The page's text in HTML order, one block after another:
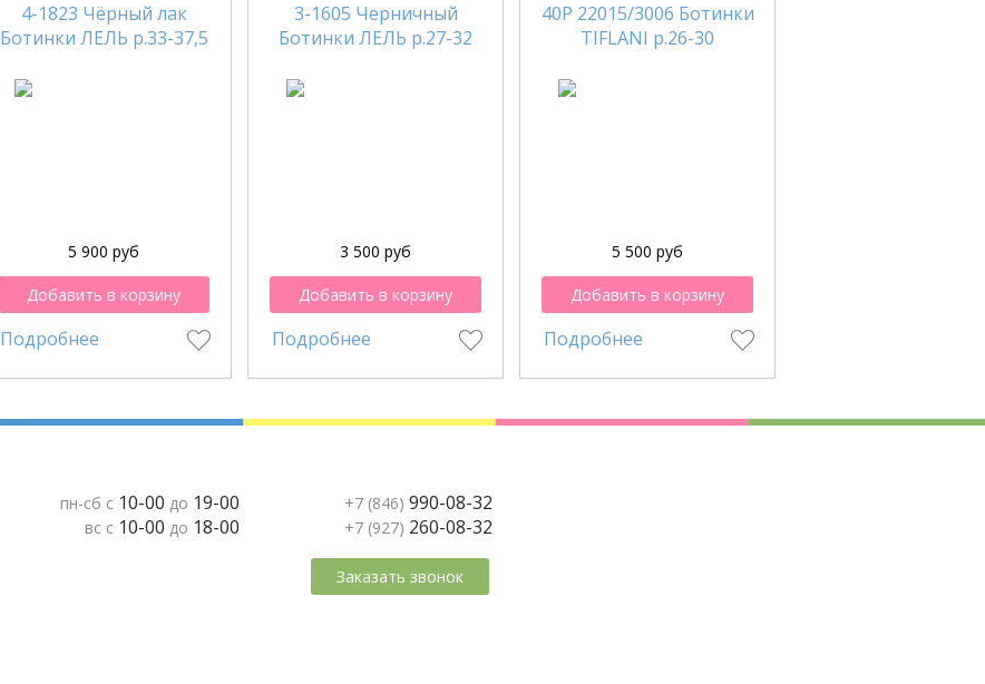
4-1823 Чёрный лак
Ботинки ЛЕЛЬ р.33-37,5
5 900 руб
Добавить в корзину
Подробнее
3-1605 Черничный
Ботинки ЛЕЛЬ р.27-32
3 500 руб
Добавить в корзину
Подробнее
40Р 22015/3006 Ботинки
TIFLANI р.26-30
5 500 руб
Добавить в корзину
Подробнее
пн-сб с 10-00 до 19-00
вс с 10-00 до 18-00
+7 (846) 990-08-32
+7 (927) 260-08-32
Заказать звонок